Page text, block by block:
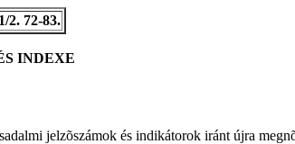
2. 72-83.
INDEXE
jelzõszámok és indikátorok iránt újra